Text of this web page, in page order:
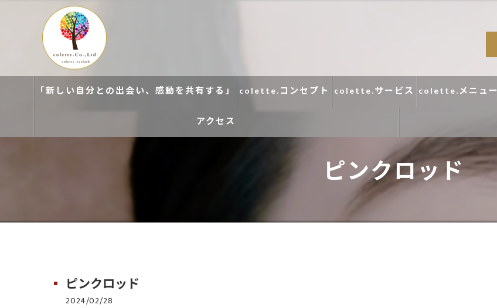
「新しい自分との出会い、感動を共有する」 colette.コンセプト colette.サービス colette.メニュー
アクセス
コラム
口コミ
ピンクロッド
ピンクロッド
2024/02/28